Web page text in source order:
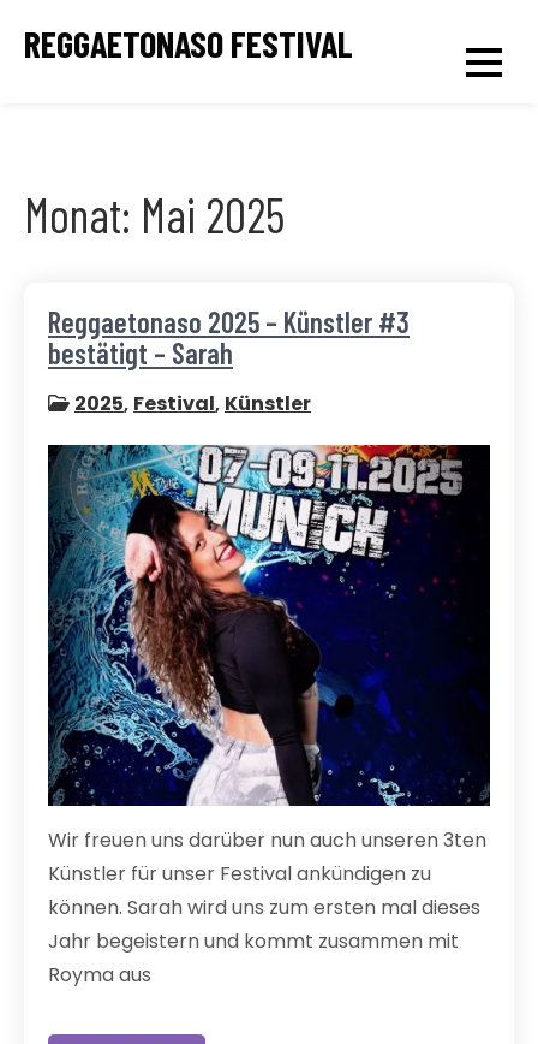
REGGAETONASO FESTIVAL
Monat: Mai 2025
Reggaetonaso 2025 – Künstler #3
bestätigt – Sarah
2025, Festival, Künstler
Wir freuen uns darüber nun auch unseren 3ten
Künstler für unser Festival ankündigen zu
können. Sarah wird uns zum ersten mal dieses
Jahr begeistern und kommt zusammen mit
Royma aus